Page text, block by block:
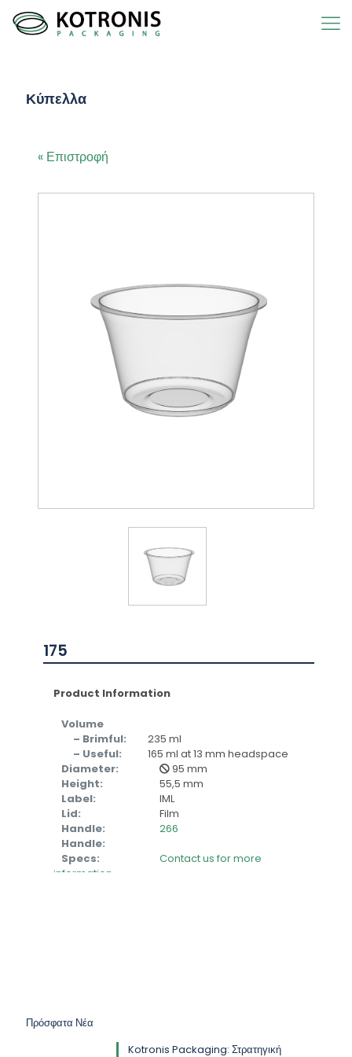
Κύπελλα
« Επιστροφή
175
Product Information
Volume
– Brimful:
235 ml
– Useful:
165 ml at 13 mm headspace
Diameter:
95 mm
Height:
55,5 mm
Label:
IML
Lid:
Film
Handle:
266
Handle:
Specs:
Contact us for more
information
Πρόσφατα Νέα
Kotronis Packaging: Στρατηγική